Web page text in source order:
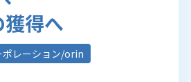
得へ
ポレーション/orin